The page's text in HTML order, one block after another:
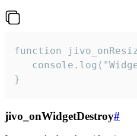
function
}
jivo_onWidgetDestroy#